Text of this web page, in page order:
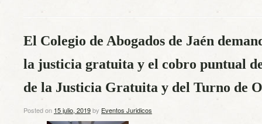
El Colegio de Abogados de Jaén
la justicia gratuita y el cobro puntual
de la Justicia Gratuita y del Turno de
Posted on 15 julio, 2019by Eventos Juridicos